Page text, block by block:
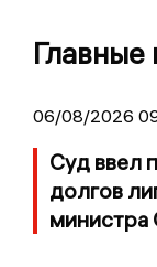
Главные
06/08/2026
Суд ввел
долгов